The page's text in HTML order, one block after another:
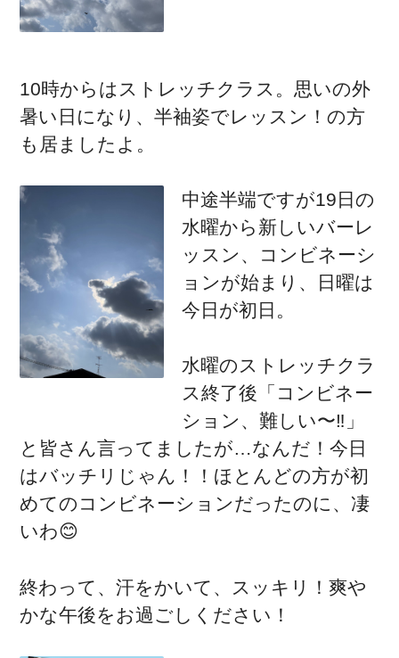
10時からはストレッチクラス。思いの外
暑い日になり、半袖姿でレッスン！の方
も居ましたよ。
中途半端ですが19日の
水曜から新しいバーレ
ッスン、コンビネーシ
ョンが始まり、日曜は
今日が初日。
水曜のストレッチクラ
ス終了後「コンビネー
ション、難しい〜‼︎」
と皆さん言ってましたが…なんだ！今日
はバッチリじゃん！！ほとんどの方が初
めてのコンビネーションだったのに、凄
いわ😊
終わって、汗をかいて、スッキリ！爽や
かな午後をお過ごしください！